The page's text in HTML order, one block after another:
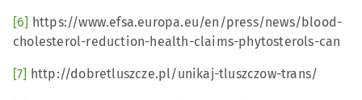
[6] https://www.efsa.europa.eu/en/press/news/blood-
cholesterol-reduction-health-claims-phytosterols-can
[7] http://dobretluszcze.pl/unikaj-tluszczow-trans/